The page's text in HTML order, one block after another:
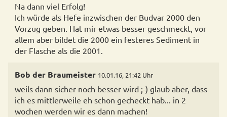
Na dann viel Erfolg!
Ich würde als Hefe inzwischen der Budvar 2000 den
Vorzug geben. Hat mir etwas besser geschmeckt, vor
allem aber bildet die 2000 ein festeres Sediment in
der Flasche als die 2001.
Bob der Braumeister 10.01.16, 21:42 Uhr
weils dann sicher noch besser wird ;-) glaub aber, dass
ich es mittlerweile eh schon gecheckt hab... in 2
wochen werden wir es dann machen!